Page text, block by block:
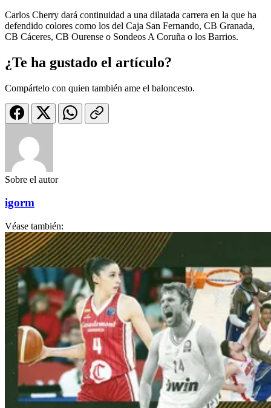
Carlos Cherry dará continuidad a una dilatada carrera en la que ha
defendido colores como los del Caja San Fernando, CB Granada,
CB Cáceres, CB Ourense o Sondeos A Coruña o los Barrios.
¿Te ha gustado el artículo?
Compártelo con quien también ame el baloncesto.
Sobre el autor
igorm
Véase también: